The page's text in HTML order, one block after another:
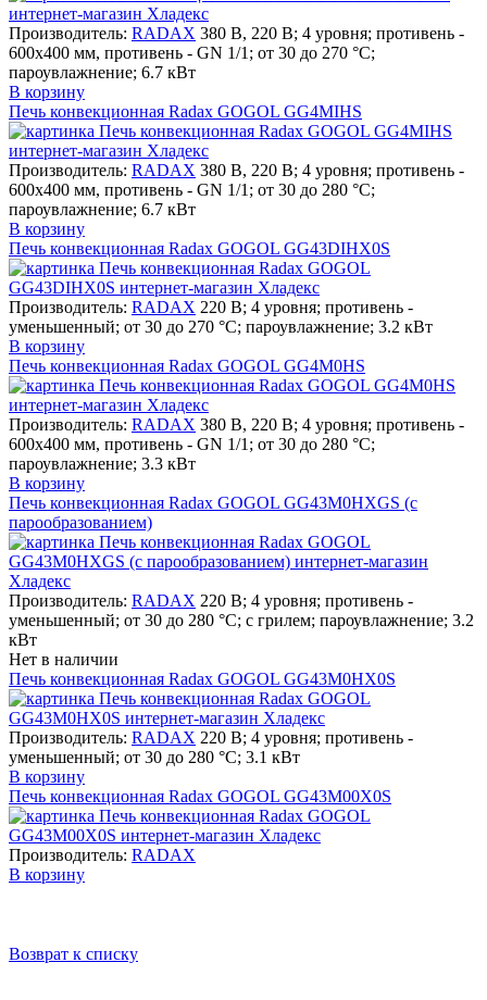
Производитель: RADAX 380 В, 220 В; 4 уровня; противень -
600х400 мм, противень - GN 1/1; от 30 до 270 °С;
пароувлажнение; 6.7 кВт
В корзину
Печь конвекционная Radax GOGOL GG4MIHS
Производитель: RADAX 380 В, 220 В; 4 уровня; противень -
600х400 мм, противень - GN 1/1; от 30 до 280 °С;
пароувлажнение; 6.7 кВт
В корзину
Печь конвекционная Radax GOGOL GG43DIHX0S
Производитель: RADAX 220 В; 4 уровня; противень -
уменьшенный; от 30 до 270 °С; пароувлажнение; 3.2 кВт
В корзину
Печь конвекционная Radax GOGOL GG4M0HS
Производитель: RADAX 380 В, 220 В; 4 уровня; противень -
600х400 мм, противень - GN 1/1; от 30 до 280 °С;
пароувлажнение; 3.3 кВт
В корзину
Печь конвекционная Radax GOGOL GG43M0HXGS (с
парообразованием)
Производитель: RADAX 220 В; 4 уровня; противень -
уменьшенный; от 30 до 280 °С; с грилем; пароувлажнение; 3.2
кВт
Нет в наличии
Печь конвекционная Radax GOGOL GG43M0HX0S
Производитель: RADAX 220 В; 4 уровня; противень -
уменьшенный; от 30 до 280 °С; 3.1 кВт
В корзину
Печь конвекционная Radax GOGOL GG43M00X0S
Производитель: RADAX
В корзину
Возврат к списку